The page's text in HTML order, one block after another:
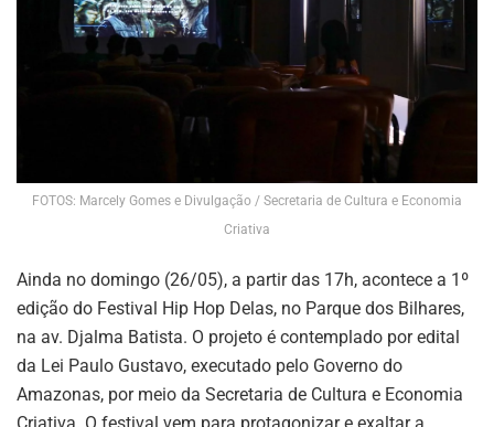
FOTOS: Marcely Gomes e Divulgação / Secretaria de Cultura e Economia
Criativa
Ainda no domingo (26/05), a partir das 17h, acontece a 1º
edição do Festival Hip Hop Delas, no Parque dos Bilhares,
na av. Djalma Batista. O projeto é contemplado por edital
da Lei Paulo Gustavo, executado pelo Governo do
Amazonas, por meio da Secretaria de Cultura e Economia